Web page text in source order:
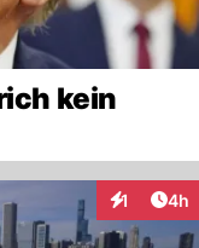
kein
1 4h